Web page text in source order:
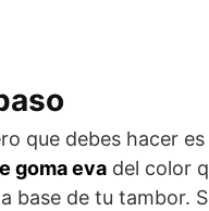
que debes hacer
goma eva del color
base de tu tambor.